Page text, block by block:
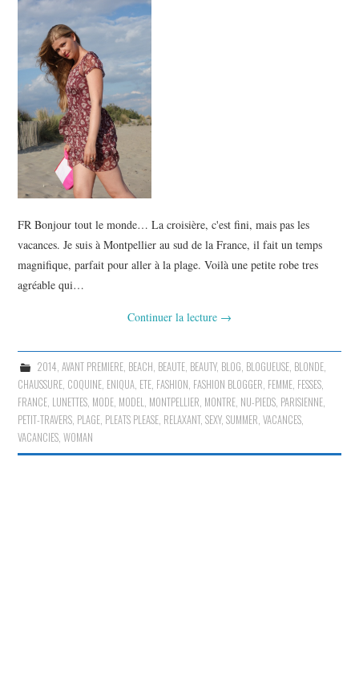
AJOUTANT MON PETIT
GRAIN DE FOLIE ET MES
PETITS TUYAUX…
FR Bonjour tout le monde… La croisière, c'est fini, mais pas les
vacances. Je suis à Montpellier au sud de la France, il fait un temps
magnifique, parfait pour aller à la plage. Voilà une petite robe tres
agréable qui…
Continuer la lecture →
2014 AVANT PREMIERE, BEACH BEAUTE, BEAUTY, BLOG BLOGUEUSE, BLONDE,
CHAUSSURE COQUINE ENIQUA ETE FASHION FASHION BLOGGER FEMME FESSES
FRANCE LUNETTES MODE MODEL MONTPELLIER MONTRE NU-PIEDS PARISIENNE
PETIT-TRAVERS PLAGE PLEATS PLEASE RELAXANT,SEXY,SUMMER ,VACANCES
VACANCIES ,WOMAN